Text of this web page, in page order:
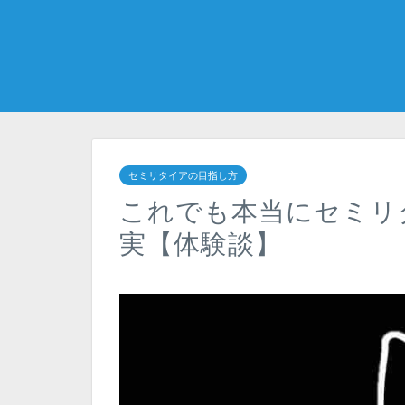
セミリタイアの目指し方
これでも本当にセミ
実【体験談】